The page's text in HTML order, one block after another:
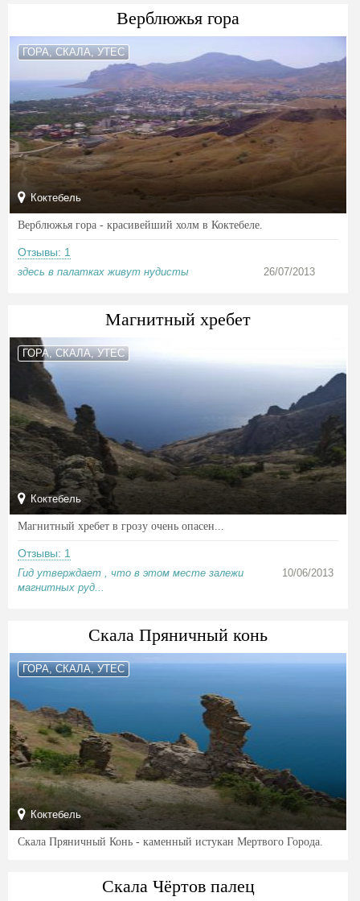
Верблюжья гора
ГОРА, СКАЛА, УТЕС
Коктебель
Верблюжья гора - красивейший холм в Коктебеле.
Отзывы: 1
здесь в палатках живут нудисты 26/07/2013
Магнитный хребет
ГОРА, СКАЛА, УТЕС
Коктебель
Магнитный хребет в грозу очень опасен...
Отзывы: 1
Гид утверждает , что в этом месте залежи
магнитных руд...
10/06/2013
Скала Пряничный конь
ГОРА, СКАЛА, УТЕС
Коктебель
Скала Пряничный Конь - каменный истукан Мертвого Города.
Скала Чёртов палец